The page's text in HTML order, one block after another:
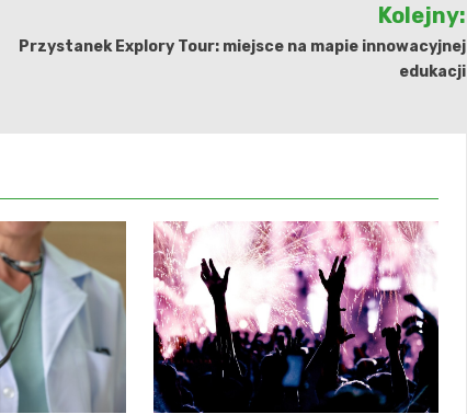
Kolejny:
Przystanek Explory Tour: miejsce na mapie innowacyjnej
edukacji